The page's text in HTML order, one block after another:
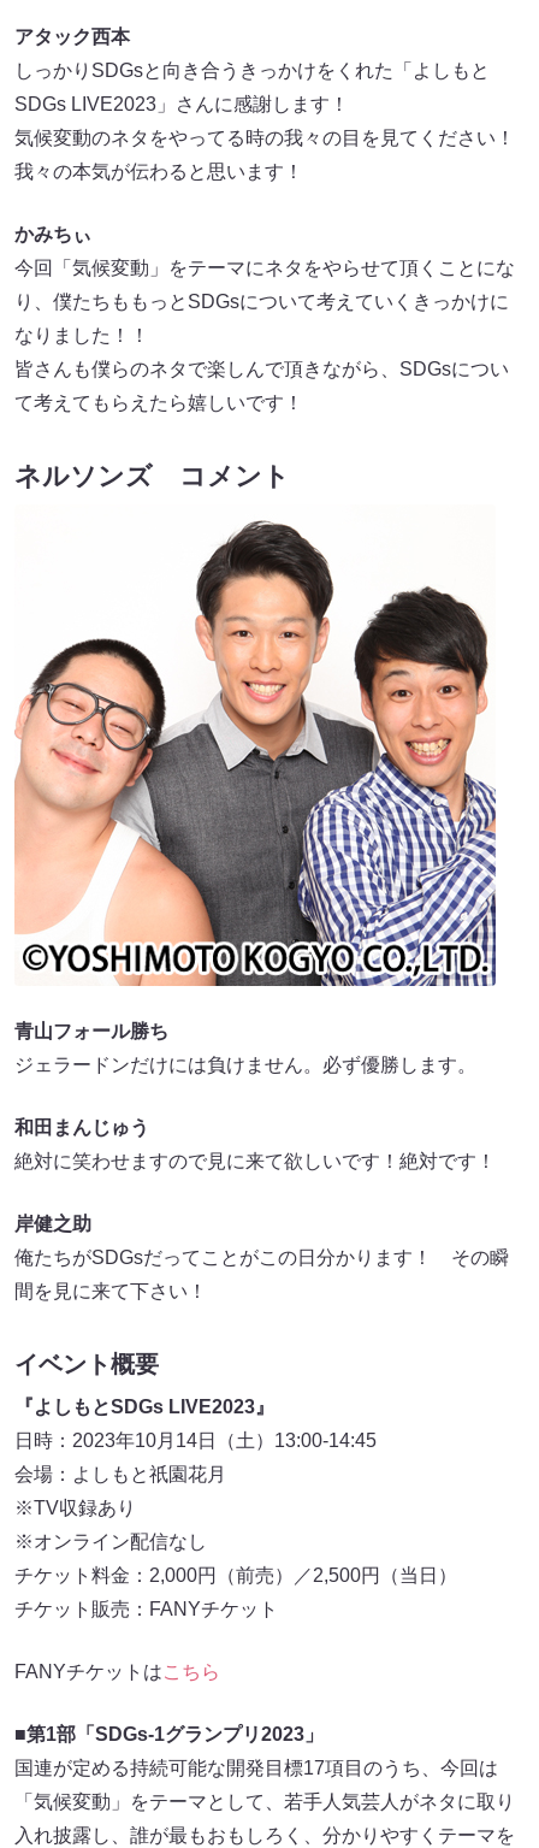
アタック西本
しっかりSDGsと向き合うきっかけをくれた「よしもと
SDGs LIVE2023」さんに感謝します！
気候変動のネタをやってる時の我々の目を見てください！
我々の本気が伝わると思います！
かみちぃ
今回「気候変動」をテーマにネタをやらせて頂くことにな
り、僕たちももっとSDGsについて考えていくきっかけに
なりました！！
皆さんも僕らのネタで楽しんで頂きながら、SDGsについ
て考えてもらえたら嬉しいです！
ネルソンズ コメント
青山フォール勝ち
ジェラードンだけには負けません。必ず優勝します。
和田まんじゅう
絶対に笑わせますので見に来て欲しいです！絶対です！
岸健之助
俺たちがSDGsだってことがこの日分かります！ その瞬
間を見に来て下さい！
イベント概要
『よしもとSDGs LIVE2023』
日時：2023年10月14日（土）13:00-14:45
会場：よしもと祇園花月
※TV収録あり
※オンライン配信なし
チケット料金：2,000円（前売）／2,500円（当日）
チケット販売：FANYチケット
FANYチケットはこちら
■第1部「SDGs-1グランプリ2023」
国連が定める持続可能な開発目標17項目のうち、今回は
「気候変動」をテーマとして、若手人気芸人がネタに取り
入れ披露し、誰が最もおもしろく、分かりやすくテーマを